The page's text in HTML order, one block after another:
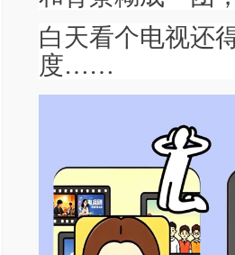
白天看个电视还
度……